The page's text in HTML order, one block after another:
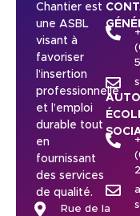
Chantier est
une ASBL
visant à
favoriser
l’insertion
professionnelle
et l’emploi
durable tout
en
fournissant
des services
de qualité.
Rue de la